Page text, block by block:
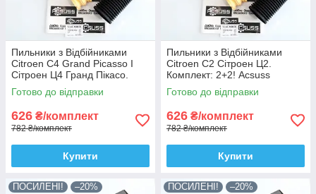
Пильники з Відбійниками
Citroen C4 Grand Picasso I
Сітроен Ц4 Гранд Пікасо.
Комплект: 2+2! Acsuss
КОРЕЯ!
Готово до відправки
626 ₴/комплект
782 ₴/комплект
Купити
Пильники з Відбійниками
Citroen C2 Сітроен Ц2.
Комплект: 2+2! Acsuss
КОРЕЯ!
Готово до відправки
626 ₴/комплект
782 ₴/комплект
Купити
ПОСИЛЕНІ!
–20%
ПОСИЛЕНІ!
–20%